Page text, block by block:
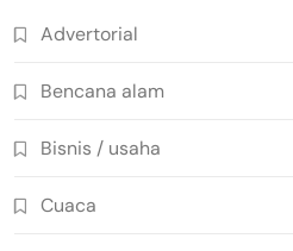
Advertorial
Bencana alam
Bisnis / usaha
Cuaca